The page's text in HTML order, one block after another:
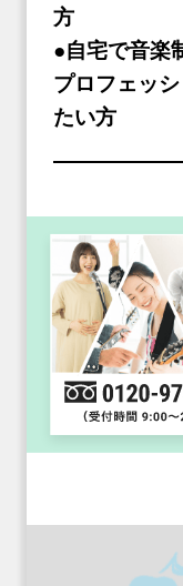
方
●自宅で音楽
プロフェッ
たい方